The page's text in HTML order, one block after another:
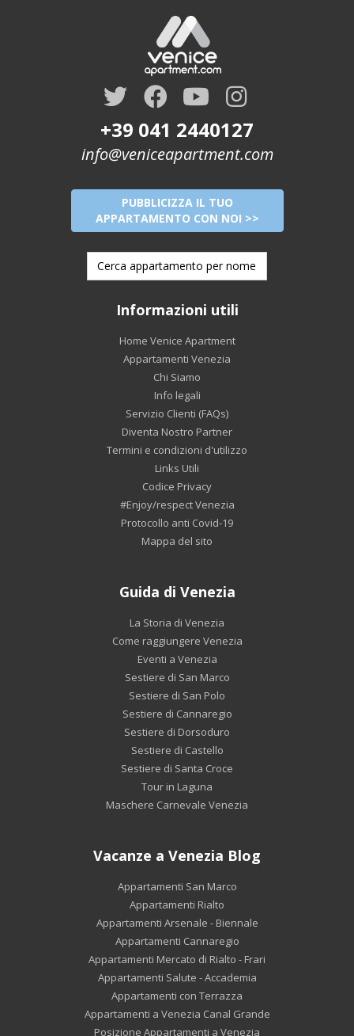
+39 041 2440127
info@veniceapartment.com
PUBBLICIZZA IL TUO
APPARTAMENTO CON NOI >>
Informazioni utili
Home Venice Apartment
Appartamenti Venezia
Chi Siamo
Info legali
Servizio Clienti (FAQs)
Diventa Nostro Partner
Termini e condizioni d'utilizzo
Links Utili
Codice Privacy
#Enjoy/respect Venezia
Protocollo anti Covid-19
Mappa del sito
Guida di Venezia
La Storia di Venezia
Come raggiungere Venezia
Eventi a Venezia
Sestiere di San Marco
Sestiere di San Polo
Sestiere di Cannaregio
Sestiere di Dorsoduro
Sestiere di Castello
Sestiere di Santa Croce
Tour in Laguna
Maschere Carnevale Venezia
Vacanze a Venezia Blog
Appartamenti San Marco
Appartamenti Rialto
Appartamenti Arsenale - Biennale
Appartamenti Cannaregio
Appartamenti Mercato di Rialto - Frari
Appartamenti Salute - Accademia
Appartamenti con Terrazza
Appartamenti a Venezia Canal Grande
Posizione Appartamenti a Venezia